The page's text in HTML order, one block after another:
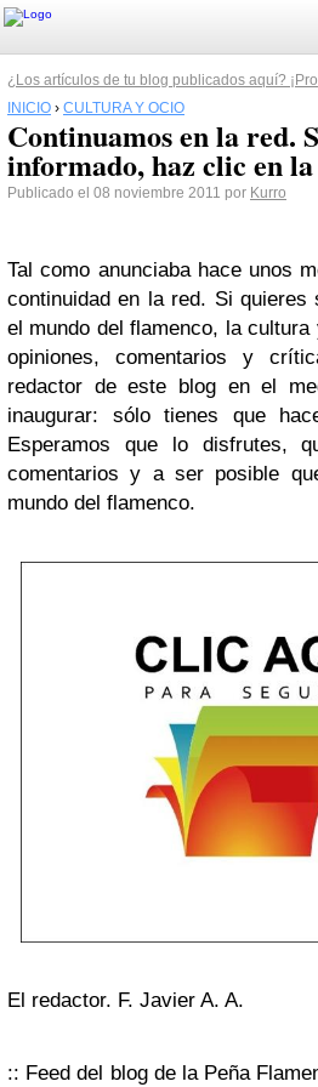
¿Los artículos de tu blog publicados aquí?
INICIO › CULTURA Y OCIO
Continuamos en la red.
informado, haz clic en
Publicado el 08 noviembre 2011 por Kurro
Tal como anunciaba hace unos
continuidad en la red. Si quieres
el mundo del flamenco, la
opiniones, comentarios y
redactor de este blog en el
inaugurar: sólo tienes que
Esperamos que lo disfrutes,
comentarios y a ser posible
mundo del flamenco.
El redactor. F. Javier A. A.
:: Feed del blog de la Peña